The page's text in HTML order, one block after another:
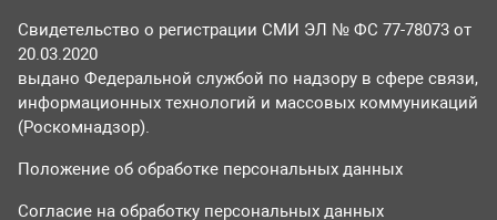
Свидетельство о регистрации СМИ ЭЛ № ФС 77-78073 от
20.03.2020
выдано Федеральной службой по надзору в сфере связи,
информационных технологий и массовых коммуникаций
(Роскомнадзор).
Положение об обработке персональных данных
Согласие на обработку персональных данных